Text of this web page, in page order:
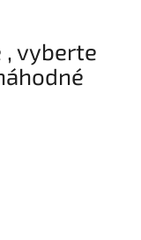
, vyberte